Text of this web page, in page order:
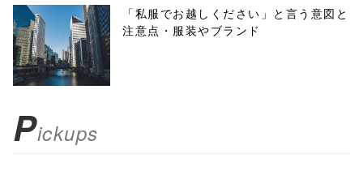
menubar=no,
toolbar=no,
scrollbars=yes'
false;"> シェア
「私服でお越しください」と言う意図と
注意点・服装やブランド
Pickups